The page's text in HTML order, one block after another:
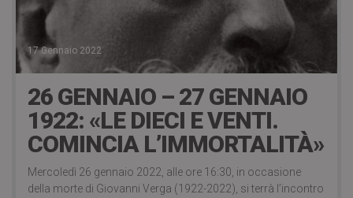
17 Gennaio 2022
26 GENNAIO – 27 GENNAIO
1922: «LE DIECI E VENTI.
COMINCIA L’IMMORTALITÀ»
Mercoledì 26 gennaio 2022, alle ore 16:30, in occasione
della morte di Giovanni Verga (1922-2022), si terrà l’incontro